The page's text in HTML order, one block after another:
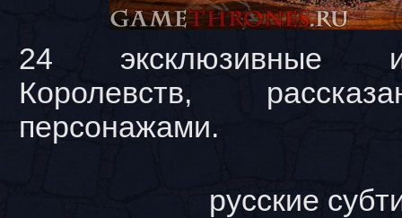
24 эксклюзивные
Королевств,
персонажами.
русские